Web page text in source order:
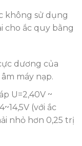
không sử dụng
cho ắc quy bằng
dương của
máy nạp.
U=2,40V ~
(với ắc
nhỏ hơn 0,25 trị